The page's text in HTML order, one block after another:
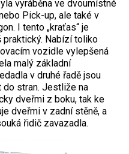
vyráběna ve dvoumístné
Pick-up, ale také v
I tento „kraťas“ je
praktický. Nabízí toliko
vozidle vylepšená
malý základní
v druhé řadě jsou
stran. Jestliže na
dveřmi z boku, tak ke
dveřmi v zadní stěně, a
řidič zavazadla.